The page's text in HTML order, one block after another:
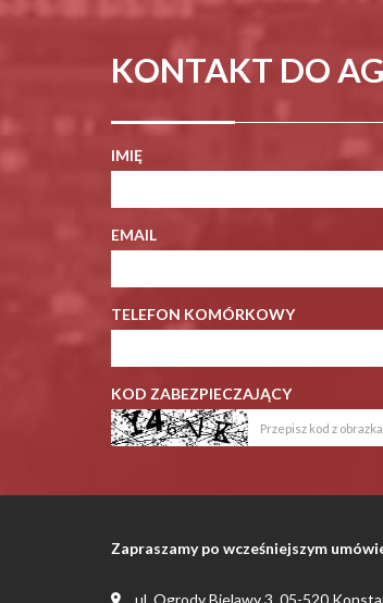
KONTAKT DO
IMIĘ
EMAIL
TELEFON KOMÓRKOWY
KOD ZABEZPIECZAJĄCY
Zapraszamy po wcześniejszym